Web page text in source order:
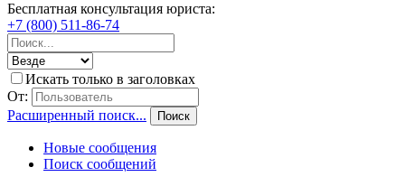
Бесплатная консультация юриста:
+7 (800) 511-86-74
Искать только в заголовках
От:
Расширенный поиск...
Поиск
Новые сообщения
Поиск сообщений